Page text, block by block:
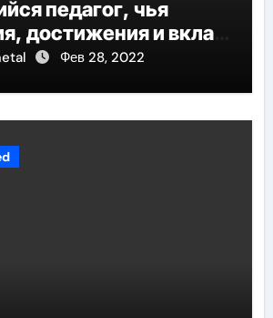
педагог, чья
достижения и вклад
оказывают
Фев 28, 2022